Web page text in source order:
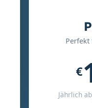
Perfekt
€
Jährlich